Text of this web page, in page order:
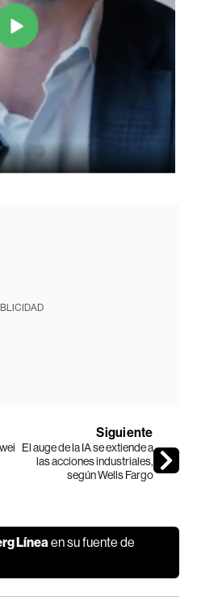
Siguiente
El auge de la IA se extiende a
las acciones industriales,
según Wells Fargo
Línea en su fuente de